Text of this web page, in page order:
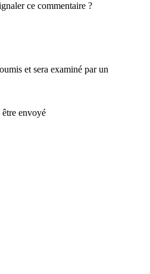
ce commentaire ?
et sera examiné par un
être envoyé